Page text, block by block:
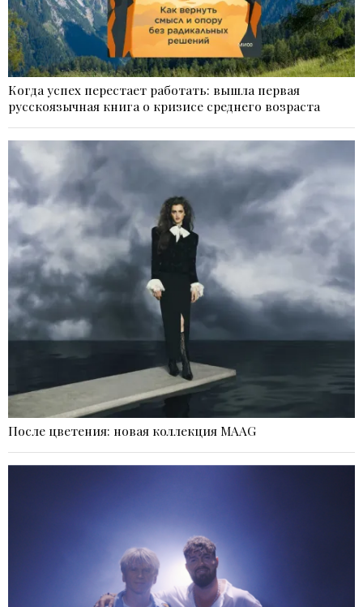
Когда успех перестает работать: вышла первая
русскоязычная книга о кризисе среднего возраста
После цветения: новая коллекция MAAG